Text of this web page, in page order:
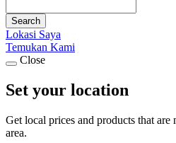
Search
Lokasi Saya
Temukan Kami
Close
Set your location
Get local prices and products that
area.